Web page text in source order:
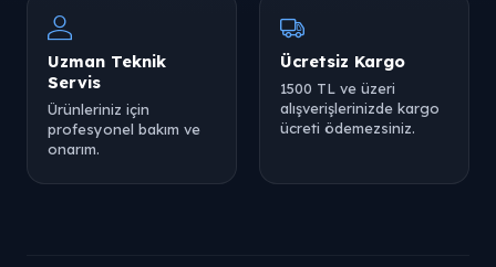
Uzman Teknik
Servis
Ürünleriniz için
profesyonel bakım ve
onarım.
Ücretsiz Kargo
1500 TL ve üzeri
alışverişlerinizde kargo
ücreti ödemezsiniz.